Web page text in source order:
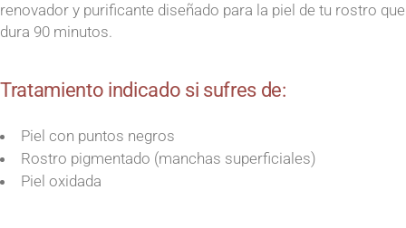
renovador y purificante diseñado para la piel de tu rostro que
dura 90 minutos.
Tratamiento indicado si sufres de:
Piel con puntos negros
Rostro pigmentado (manchas superficiales)
Piel oxidada